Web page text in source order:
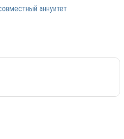
аннуитет